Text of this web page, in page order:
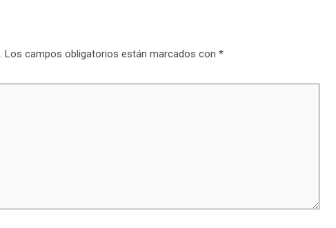
Los campos obligatorios están marcados con *